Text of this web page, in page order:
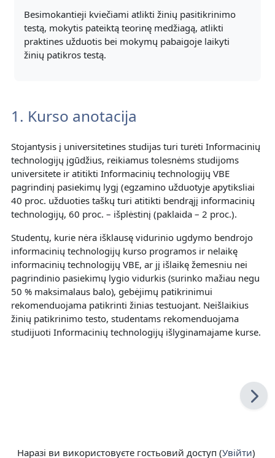
Besimokantieji kviečiami atlikti žinių pasitikrinimo
testą, mokytis pateiktą teorinę medžiagą, atlikti
praktines užduotis bei mokymų pabaigoje laikyti
žinių patikros testą.
1. Kurso anotacija
Stojantysis į universitetines studijas turi turėti Informacinių
technologijų įgūdžius, reikiamus tolesnėms studijoms
universitete ir atitikti Informacinių technologijų VBE
pagrindinį pasiekimų lygį (egzamino užduotyje apytiksliai
40 proc. užduoties taškų turi atitikti bendrąjį informacinių
technologijų, 60 proc. – išplėstinį (paklaida – 2 proc.).
Studentų, kurie nėra išklausę vidurinio ugdymo bendrojo
informacinių technologijų kurso programos ir nelaikę
informacinių technologijų VBE, ar jį išlaikę žemesniu nei
pagrindinio pasiekimų lygio vidurkis (surinko mažiau negu
50 % maksimalaus balo), gebėjimų patikrinimui
rekomenduojama patikrinti žinias testuojant. Neišlaikius
žinių patikrinimo testo, studentams rekomenduojama
studijuoti Informacinių technologijų išlyginamajame kurse.
Наразі ви використовуєте гостьовий доступ (Увійти)